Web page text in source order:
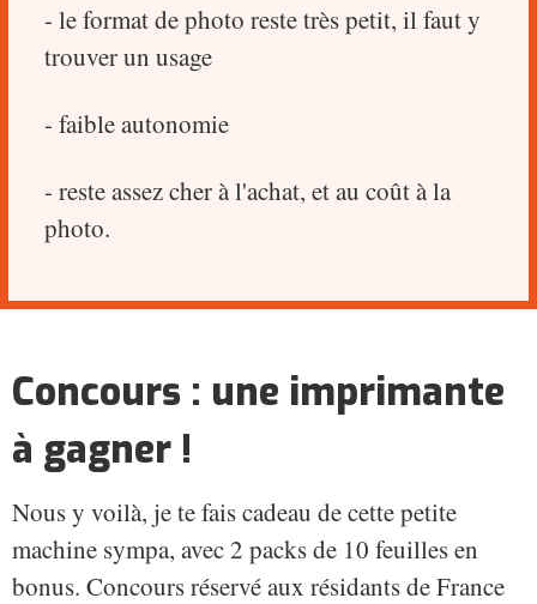
- le format de photo reste très petit, il faut y
trouver un usage
- faible autonomie
- reste assez cher à l'achat, et au coût à la
photo.
Concours : une imprimante
à gagner !
Nous y voilà, je te fais cadeau de cette petite
machine sympa, avec 2 packs de 10 feuilles en
bonus. Concours réservé aux résidants de France